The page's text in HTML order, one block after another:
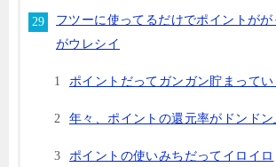
フツーに使ってるだけでポイントが
がウレシイ
ポイントだってガンガン貯まってい
年々、ポイントの還元率がドンドン
ポイントの使いみちだってイロイロ